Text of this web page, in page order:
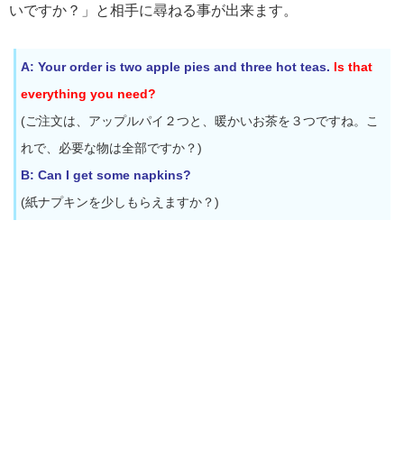
いですか？」と相手に尋ねる事が出来ます。
A: Your order is two apple pies and three hot teas. Is that
everything you need?
(ご注文は、アップルパイ２つと、暖かいお茶を３つですね。こ
れで、必要な物は全部ですか？)
B: Can I get some napkins?
(紙ナプキンを少しもらえますか？)